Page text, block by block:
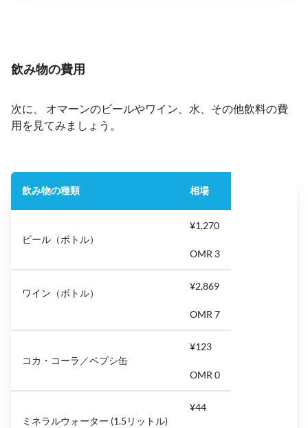
飲み物の費用
次に、 オマーンのビールやワイン、水、その他飲料の費
用を見てみましょう。
飲み物の種類 相場
ビール（ボトル）
¥1,270
OMR 3
ワイン（ボトル）
¥2,869
OMR 7
コカ・コーラ／ペプシ缶
¥123
OMR 0
ミネラルウォーター (1.5リットル)
¥44